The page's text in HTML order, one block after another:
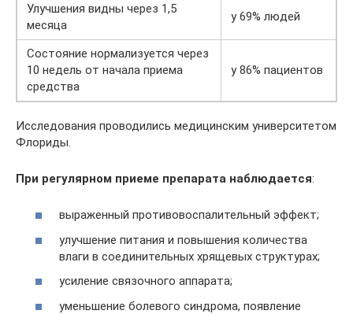
Улучшения видны через 1,5
месяца
у 69% людей
Состояние нормализуется через
10 недель от начала приема
средства
у 86% пациентов
Исследования проводились медицинским университетом
Флориды.
При регулярном приеме препарата наблюдается:
выраженный противовоспалительный эффект;
улучшение питания и повышения количества
влаги в соединительных хрящевых структурах;
усиление связочного аппарата;
уменьшение болевого синдрома, появление